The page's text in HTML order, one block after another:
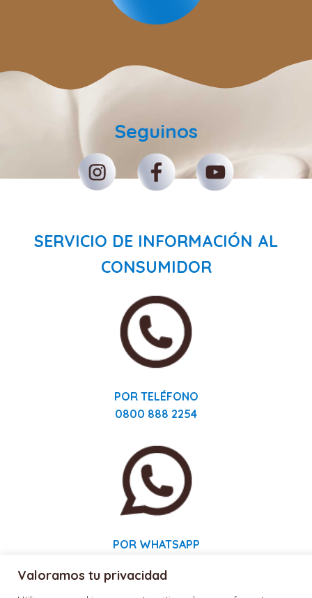
Valoramos tu privacidad
Seguinos
SERVICIO DE INFORMACIÓN AL
CONSUMIDOR
POR TELÉFONO
0800 888 2254
POR WHATSAPP